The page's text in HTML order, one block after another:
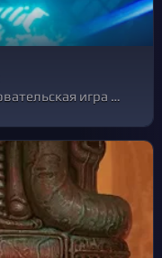
Хаотичная многопользовательская игра в прятки. Вселяйтесь в безобидные предметы, играя за призрака, или истребляйте привидений в роли охотника, пока часы не пробьют полночь!